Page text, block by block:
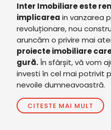
Inter Imobiliare este
implicarea in vanzarea
revoluționare, nou
aruncăm o privire mai
proiecte imobiliare
gură.În sfârșit, vă vom
investi în cel mai potrivit
nevoile dumneavoastră.
CITESTE MAI MULT